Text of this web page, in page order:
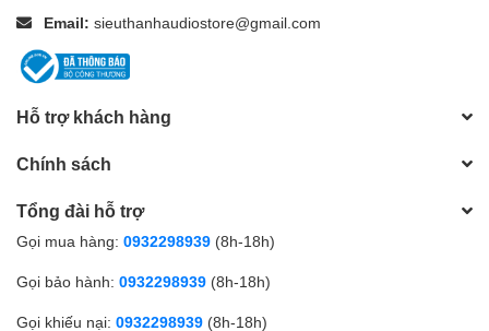
Email: sieuthanhaudiostore@gmail.com
Hỗ trợ khách hàng
Chính sách
Tổng đài hỗ trợ
Gọi mua hàng: 0932298939 (8h-18h)
Gọi bảo hành: 0932298939 (8h-18h)
Gọi khiếu nại: 0932298939 (8h-18h)